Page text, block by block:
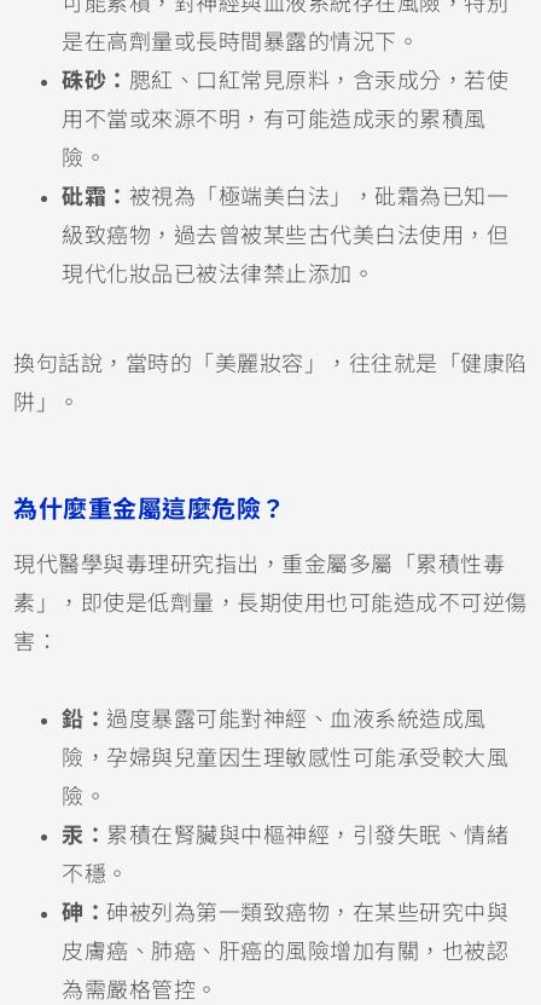
是在高劑量或長時間暴露的情況下。
硃砂： 腮紅、口紅常見原料，含汞成分，若使
用不當或來源不明，有可能造成汞的累積風
險。
砒霜： 被視為「極端美白法」，砒霜為已知一
級致癌物，過去曾被某些古代美白法使用，但
現代化妝品已被法律禁止添加。
換句話說，當時的「美麗妝容」，往往就是「健康陷
阱」。
為什麼重金屬這麼危險？
現代醫學與毒理研究指出，重金屬多屬「累積性毒
素」，即使是低劑量，長期使用也可能造成不可逆傷
害：
鉛： 過度暴露可能對神經、血液系統造成風
險，孕婦與兒童因生理敏感性可能承受較大風
險。
汞： 累積在腎臟與中樞神經，引發失眠、情緒
不穩。
砷：砷被列為第一類致癌物，在某些研究中與
皮膚癌、肺癌、肝癌的風險增加有關，也被認
為需嚴格管控。